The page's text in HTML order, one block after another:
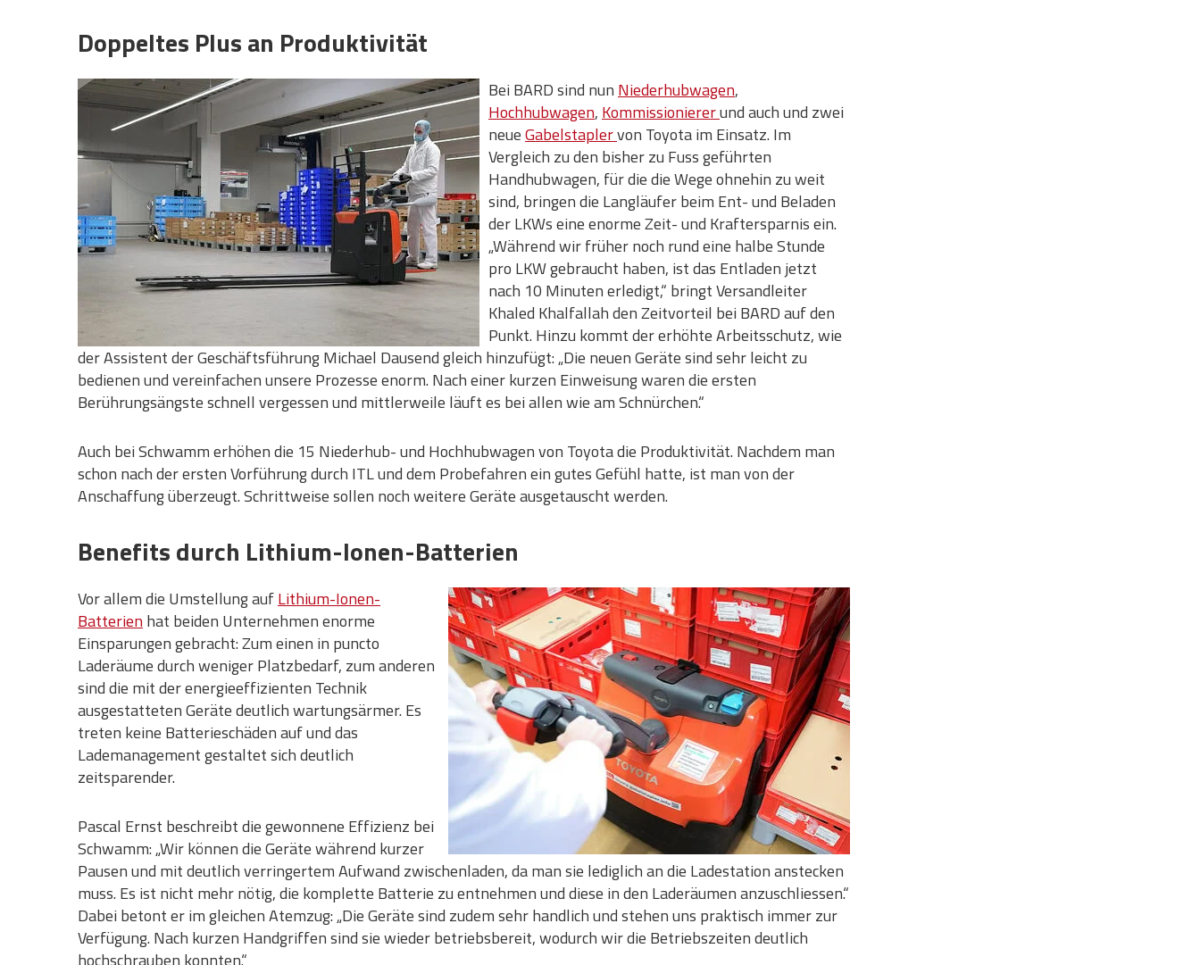
Doppeltes Plus an Produktivität
Bei BARD sind nun Niederhubwagen,
Hochhubwagen, Kommissioniererund auch und zwei
neueGabelstaplervon Toyota im Einsatz. Im
Vergleich zu den bisher zu Fuss geführten
Handhubwagen, für die die Wege ohnehin zu weit
sind, bringen die Langläufer beim Ent- und Beladen
der LKWs eine enorme Zeit- und Kraftersparnis ein.
„Während wir früher noch rund eine halbe Stunde
pro LKW gebraucht haben, ist das Entladen jetzt
nach 10 Minuten erledigt,“ bringt Versandleiter
Khaled Khalfallah den Zeitvorteil bei BARD auf den
Punkt. Hinzu kommt der erhöhte Arbeitsschutz, wie
der Assistent der Geschäftsführung Michael Dausend gleich hinzufügt: „Die neuen Geräte sind sehr leicht zu
bedienen und vereinfachen unsere Prozesse enorm. Nach einer kurzen Einweisung waren die ersten
Berührungsängste schnell vergessen und mittlerweile läuft es bei allen wie am Schnürchen.“
Auch bei Schwamm erhöhen die 15 Niederhub- und Hochhubwagen von Toyota die Produktivität. Nachdem man
schon nach der ersten Vorführung durch ITL und dem Probefahren ein gutes Gefühl hatte, ist man von der
Anschaffung überzeugt. Schrittweise sollen noch weitere Geräte ausgetauscht werden.
Benefits durch Lithium-Ionen-Batterien
Vor allem die Umstellung aufLithium-Ionen-
Batterienhat beiden Unternehmen enorme
Einsparungen gebracht: Zum einen in puncto
Laderäume durch weniger Platzbedarf, zum anderen
sind die mit der energieeffizienten Technik
ausgestatteten Geräte deutlich wartungsärmer. Es
treten keine Batterieschäden auf und das
Lademanagement gestaltet sich deutlich
zeitsparender.
Pascal Ernst beschreibt die gewonnene Effizienz bei
Schwamm: „Wir können die Geräte während kurzer
Pausen und mit deutlich verringertem Aufwand zwischenladen, da man sie lediglich an die Ladestation anstecken
muss. Es ist nicht mehr nötig, die komplette Batterie zu entnehmen und diese in den Laderäumen anzuschliessen.“
Dabei betont er im gleichen Atemzug: „Die Geräte sind zudem sehr handlich und stehen uns praktisch immer zur
Verfügung. Nach kurzen Handgriffen sind sie wieder betriebsbereit, wodurch wir die Betriebszeiten deutlich
hochschrauben konnten.“